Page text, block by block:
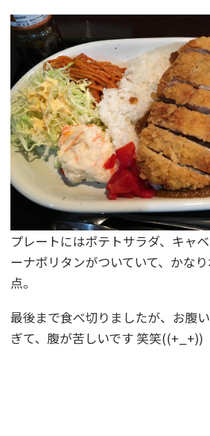
プレートにはポテトサラダ、キャ
ーナポリタンがついていて、かな
点。
最後まで食べ切りましたが、お腹
ぎて、腹が苦しいです 笑笑((+_+))